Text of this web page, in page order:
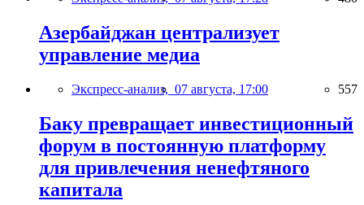
Азербайджан централизует
управление медиа
Экспресс-анализ, 07 августа, 17:00 557
Баку превращает инвестиционный
форум в постоянную платформу
для привлечения ненефтяного
капитала